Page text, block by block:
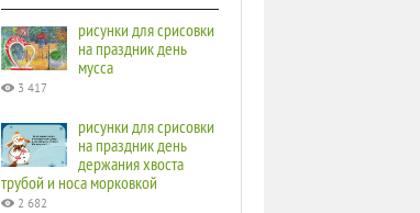
рисунки для срисовки
на праздник день
мусса
3 417
рисунки для срисовки
на праздник день
держания хвоста
трубой и носа морковкой
2 682